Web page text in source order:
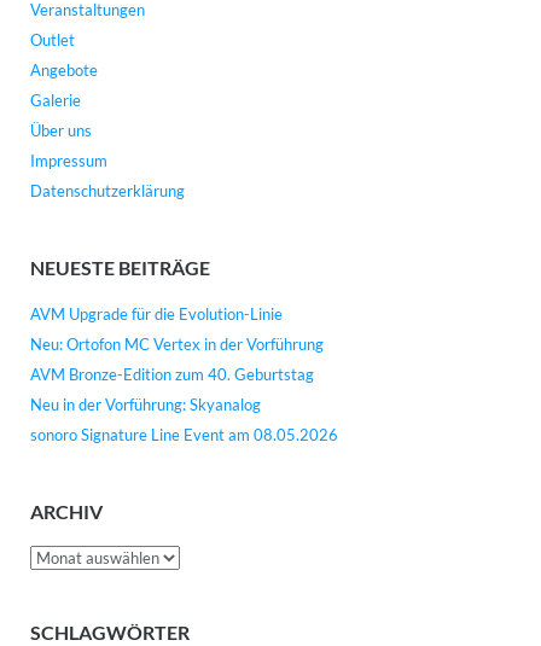
Veranstaltungen
Outlet
Angebote
Galerie
Über uns
Impressum
Datenschutzerklärung
NEUESTE BEITRÄGE
AVM Upgrade für die Evolution-Linie
Neu: Ortofon MC Vertex in der Vorführung
AVM Bronze-Edition zum 40. Geburtstag
Neu in der Vorführung: Skyanalog
sonoro Signature Line Event am 08.05.2026
ARCHIV
Archiv
SCHLAGWÖRTER